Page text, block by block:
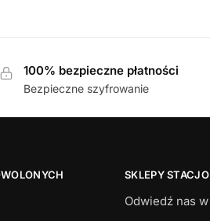
100% bezpieczne płatności
Bezpieczne szyfrowanie
SKLEPY
Odwiedź nas